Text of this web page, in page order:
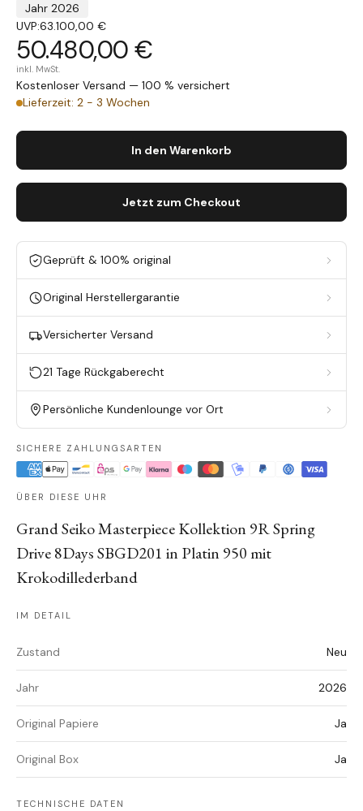
Jahr 2026
UVP:63.100,00 €
50.480,00 €
inkl. MwSt.
Kostenloser Versand — 100 % versichert
Lieferzeit: 2 - 3 Wochen
In den Warenkorb
Jetzt zum Checkout
Geprüft & 100% original
Original Herstellergarantie
Versicherter Versand
21 Tage Rückgaberecht
Persönliche Kundenlounge vor Ort
SICHERE ZAHLUNGSARTEN
ÜBER DIESE UHR
Grand Seiko Masterpiece Kollektion 9R Spring
Drive 8Days SBGD201 in Platin 950 mit
Krokodillederband
IM DETAIL
Zustand Neu
Jahr 2026
Original Papiere Ja
Original Box Ja
TECHNISCHE DATEN